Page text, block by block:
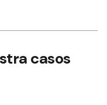
casos